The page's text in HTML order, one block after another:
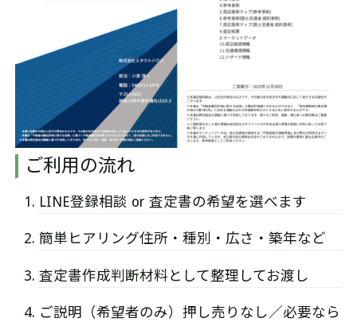
ご利用の流れ
LINE登録相談 or 査定書の希望を選べます
簡単ヒアリング住所・種別・広さ・築年など
査定書作成判断材料として整理してお渡し
ご説明（希望者のみ） 押し売りなし／必要なら